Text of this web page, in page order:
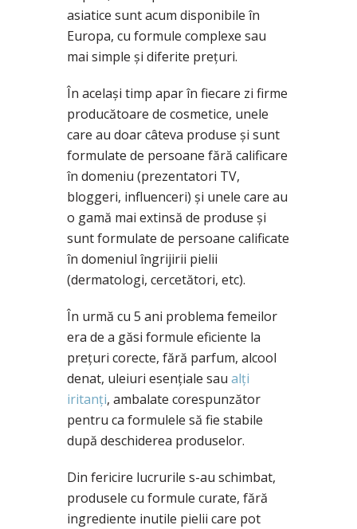
asiatice sunt acum disponibile în
Europa, cu formule complexe sau
mai simple și diferite prețuri.
În același timp apar în fiecare zi firme
producătoare de cosmetice, unele
care au doar câteva produse și sunt
formulate de persoane fără calificare
în domeniu (prezentatori TV,
bloggeri, influenceri) și unele care au
o gamă mai extinsă de produse și
sunt formulate de persoane calificate
în domeniul îngrijirii pielii
(dermatologi, cercetători, etc).
În urmă cu 5 ani problema femeilor
era de a găsi formule eficiente la
prețuri corecte, fără parfum, alcool
denat, uleiuri esențiale sau alți
iritanți, ambalate corespunzător
pentru ca formulele să fie stabile
după deschiderea produselor.
Din fericire lucrurile s-au schimbat,
produsele cu formule curate, fără
ingrediente inutile pielii care pot